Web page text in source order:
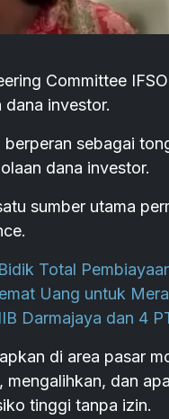
Committee
dana investor.
berperan sebagai
dana investor.
sumber utama
Total
Uang untuk
Darmajaya dan 4
di area pasar
dan
tinggi tanpa izin.